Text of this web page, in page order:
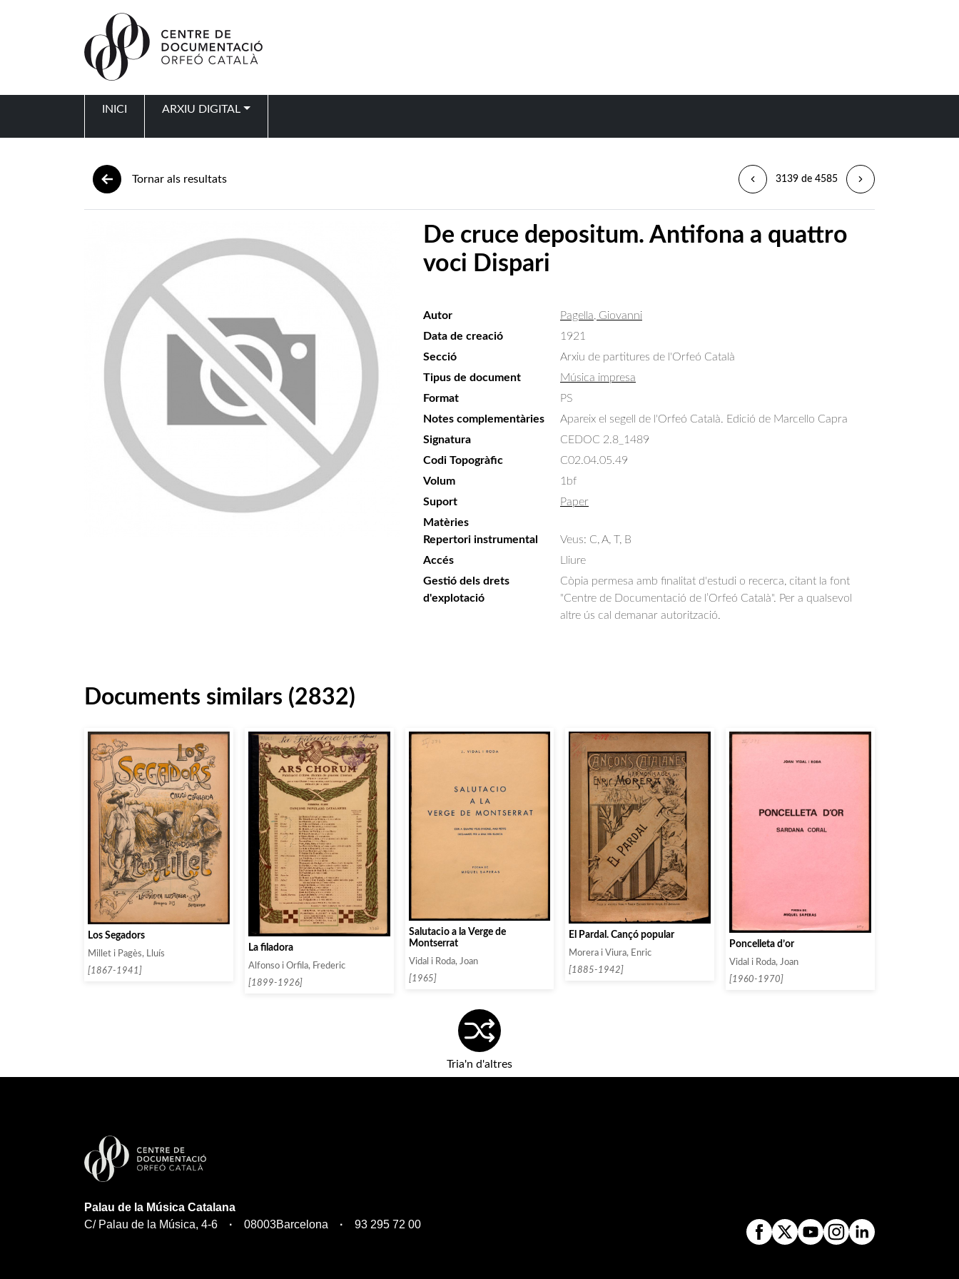
INICI ARXIU DIGITAL
Tornar als resultats 3139 de 4585
De cruce depositum. Antifona a quattro
voci Dispari
Autor
Pagella, Giovanni
Data de creació
1921
Secció
Arxiu de partitures de l'Orfeó Català
Tipus de document
Música impresa
Format
PS
Notes complementàries
Apareix el segell de l'Orfeó Català. Edició de Marcello Capra
Signatura
CEDOC 2.8_1489
Codi Topogràfic
C02.04.05.49
Volum
1bf
Suport
Paper
Matèries
Repertori instrumental
Veus: C, A, T, B
Accés
Lliure
Gestió dels drets
d'explotació
Còpia permesa amb finalitat d'estudi o recerca, citant la font
"Centre de Documentació de l’Orfeó Català". Per a qualsevol
altre ús cal demanar autorització.
Documents similars (2832)
Los Segadors
Millet i Pagès, Lluís
[1867-1941]
La filadora
Alfonso i Orfila, Frederic
[1899-1926]
Salutacio a la Verge de
Montserrat
Vidal i Roda, Joan
[1965]
El Pardal. Cançó popular
Morera i Viura, Enric
[1885-1942]
Poncelleta d’or
Vidal i Roda, Joan
[1960-1970]
Tria'n d'altres
Palau de la Música Catalana
C/ Palau de la Música, 4-6
08003Barcelona 93 295 72 00